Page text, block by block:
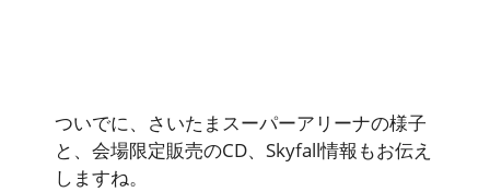
ついでに、さいたまスーパーアリーナの様子
と、会場限定販売のCD、Skyfall情報もお伝え
しますね。